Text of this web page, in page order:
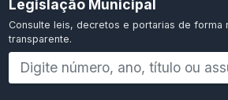
Legislação Municipal
Consulte leis, decretos e portarias de forma
transparente.